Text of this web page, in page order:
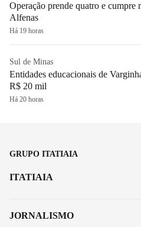
Operação prende quatro e cumpre
Alfenas
Há 19 horas
Sul de Minas
Entidades educacionais de
R$ 20 mil
Há 20 horas
GRUPO ITATIAIA
ITATIAIA
JORNALISMO